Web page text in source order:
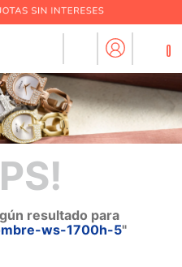
0
resultado para
ws-1700h-5"